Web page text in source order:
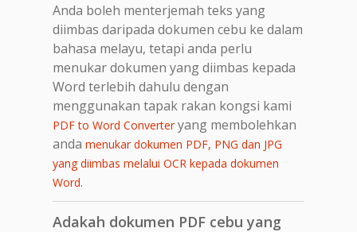
Anda boleh menterjemah teks yang
diimbas daripada dokumen cebu ke dalam
bahasa melayu, tetapi anda perlu
menukar dokumen yang diimbas kepada
Word terlebih dahulu dengan
menggunakan tapak rakan kongsi kami
PDF to Word Converteryang membolehkan
anda menukar dokumen PDF, PNG dan JPG
yang diimbas melalui OCR kepada dokumen
Word.
Adakah dokumen PDF cebu yang